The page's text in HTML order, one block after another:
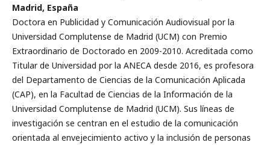
Madrid, España
Doctora en Publicidad y Comunicación Audiovisual por la
Universidad Complutense de Madrid (UCM) con Premio
Extraordinario de Doctorado en 2009-2010. Acreditada como
Titular de Universidad por la ANECA desde 2016, es profesora
del Departamento de Ciencias de la Comunicación Aplicada
(CAP), en la Facultad de Ciencias de la Información de la
Universidad Complutense de Madrid (UCM). Sus líneas de
investigación se centran en el estudio de la comunicación
orientada al envejecimiento activo y la inclusión de personas